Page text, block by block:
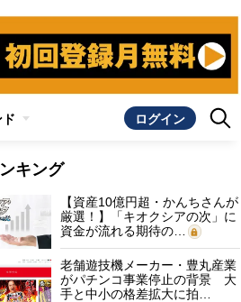
ログイン
キング
【資産10億円超・かんちさんが
厳選！】「キオクシアの次」に
資金が流れる期待の…
老舗遊技機メーカー・豊丸産業
がパチンコ事業停止の背景 大
手と中小の格差拡大に拍…